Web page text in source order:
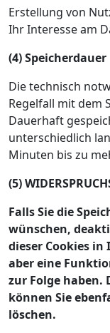
Erstellung von
Ihr Interesse am
(4) Speicherdauer
Die technisch
Regelfall mit dem
Dauerhaft
unterschiedlich
Minuten bis zu
(5)
Falls Sie die
wünschen,
dieser Cookies
aber eine
zur Folge haben.
können Sie
löschen.